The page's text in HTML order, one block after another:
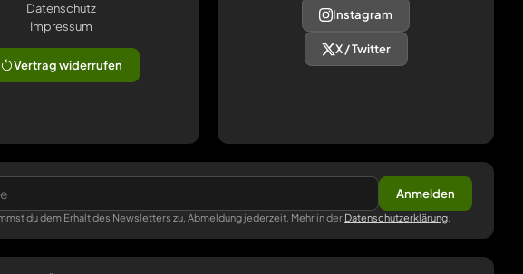
Datenschutz
Impressum
Vertrag widerrufen
Instagram
X / Twitter
Anmelden
du dem Erhalt des Newsletters zu, Abmeldung jederzeit. Mehr in der Datenschutzerklärung